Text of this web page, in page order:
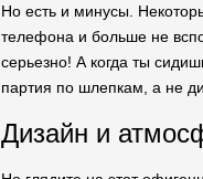
Но есть и минусы.
телефона и больше не
серьезно! А когда ты
партия по шлепкам, а не
Дизайн и